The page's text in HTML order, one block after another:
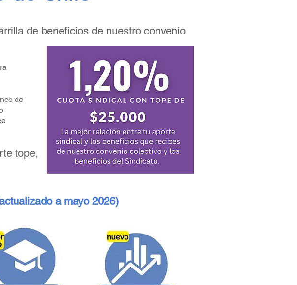
de beneficios de nuestro convenio
tope,
de
a mayo 2026)